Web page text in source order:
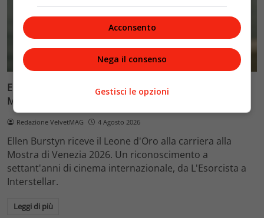
Cinema
Ellen Burstyn riceve il Leone d’Oro alla carriera alla
Mostra di Venezia 2026
Redazione VelvetMAG 4 Agosto 2026
Ellen Burstyn riceve il Leone d'Oro alla carriera alla
Mostra di Venezia 2026. Un riconoscimento a
settant'anni di cinema internazionale, da L'Esorcista a
Interstellar.
Leggi di più
Acconsento
Nega il consenso
Gestisci le opzioni